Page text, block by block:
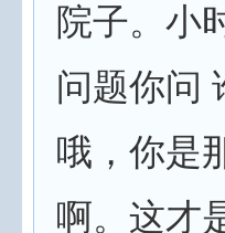
院子。小
问题你问
哦，你是
啊。这才